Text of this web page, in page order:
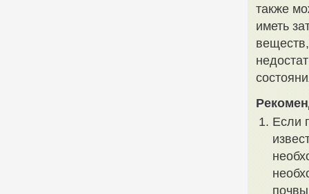
также
иметь
Если